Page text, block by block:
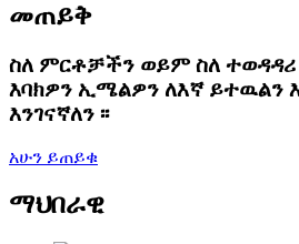
መጠይቅ
ስለ ምርቶቻችን ወይም ስለ
እባክዎን ኢሜልዎን ለእኛ ይተዉልን
እንገናኛለን ፡፡
አሁን ይጠይቁ
ማህበራዊ